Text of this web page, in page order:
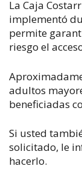
La Caja
implementó
permite
riesgo el
adultos
beneficiadas
Si usted
solicitado, le
hacerlo.